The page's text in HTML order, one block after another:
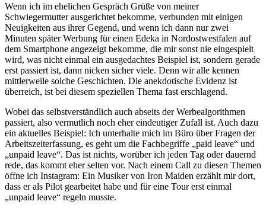
Wenn ich im ehelichen Gespräch Grüße von meiner
Schwiegermutter ausgerichtet bekomme, verbunden mit einigen
Neuigkeiten aus ihrer Gegend, und wenn ich dann nur zwei
Minuten später Werbung für einen Edeka in Nordostwestfalen auf
dem Smartphone angezeigt bekomme, die mir sonst nie eingespielt
wird, was nicht einmal ein ausgedachtes Beispiel ist, sondern gerade
erst passiert ist, dann nicken sicher viele. Denn wir alle kennen
mittlerweile solche Geschichten. Die anekdotische Evidenz ist
überreich, ist bei diesem speziellen Thema fast erschlagend.
Wobei das selbstverständlich auch abseits der Werbealgorithmen
passiert, also vermutlich noch eher eindeutiger Zufall ist. Auch dazu
ein aktuelles Beispiel: Ich unterhalte mich im Büro über Fragen der
Arbeitszeiterfassung, es geht um die Fachbegriffe „paid leave“ und
„unpaid leave“. Das ist nichts, worüber ich jeden Tag oder dauernd
rede, das kommt eher selten vor. Nach einem Call zu diesen Themen
öffne ich Instagram: Ein Musiker von Iron Maiden erzählt mir dort,
dass er als Pilot gearbeitet habe und für eine Tour erst einmal
„unpaid leave“ regeln musste.